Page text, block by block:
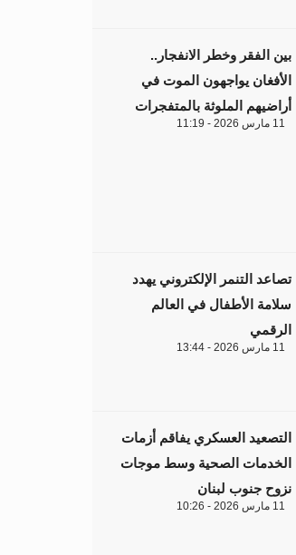
بين الفقر وخطر الانفجار..
الأفغان يواجهون الموت في
أراضيهم الملوثة بالمتفجرات
11 مارس 2026 - 11:19
تصاعد التنمر الإلكتروني يهدد
سلامة الأطفال في العالم
الرقمي
11 مارس 2026 - 13:44
التصعيد العسكري يفاقم أزمات
الخدمات الصحية وسط موجات
نزوح جنوب لبنان
11 مارس 2026 - 10:26